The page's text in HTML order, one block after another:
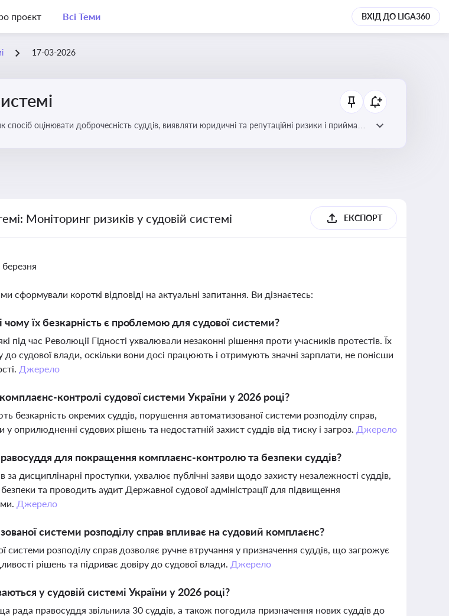
проєкт Всі Теми ВХІД ДО LIGA360
17-03-2026
оцінювати доброчесність суддів, виявляти юридичні та репутаційні ризики і приймати
Моніторинг ризиків у судовій системі ЕКСПОРТ
березня
сформували короткі відповіді на актуальні запитання. Ви дізнаєтесь:
чому їх безкарність є проблемою для судової системи?
під час Революції Гідності ухвалювали незаконні рішення проти учасників протестів. Їх
до судової влади, оскільки вони досі працюють і отримують значні зарплати, не понісши
Джерело
контролі судової системи України у 2026 році?
безкарність окремих суддів, порушення автоматизованої системи розподілу справ,
оприлюдненні судових рішень та недостатній захист суддів від тиску і загроз. Джерело
для покращення комплаєнс-контролю та безпеки суддів?
за дисциплінарні проступки, ухвалює публічні заяви щодо захисту незалежності суддів,
безпеки та проводить аудит Державної судової адміністрації для підвищення
Джерело
системи розподілу справ впливає на судовий комплаєнс?
системи розподілу справ дозволяє ручне втручання у призначення суддів, що загрожує
рішень та підриває довіру до судової влади. Джерело
у судовій системі України у 2026 році?
рада правосуддя звільнила 30 суддів, а також погодила призначення нових суддів до